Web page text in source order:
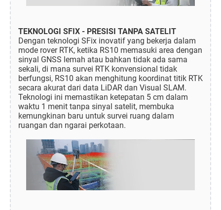
TEKNOLOGI SFIX - PRESISI TANPA SATELIT
Dengan teknologi SFix inovatif yang bekerja dalam
mode rover RTK, ketika RS10 memasuki area dengan
sinyal GNSS lemah atau bahkan tidak ada sama
sekali, di mana survei RTK konvensional tidak
berfungsi, RS10 akan menghitung koordinat titik RTK
secara akurat dari data LiDAR dan Visual SLAM.
Teknologi ini memastikan ketepatan 5 cm dalam
waktu 1 menit tanpa sinyal satelit, membuka
kemungkinan baru untuk survei ruang dalam
ruangan dan ngarai perkotaan.